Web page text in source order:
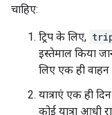
चाहिए:
ट्रिप के लिए,
इस्तेमाल किया
लिए एक ही वाहन
यात्राएं एक ही
कोई यात्रा आधी